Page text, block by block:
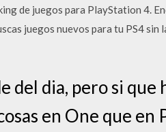
de juegos para PlayStation 4.
juegos nuevos para tu PS4
del dia, pero si
en One que